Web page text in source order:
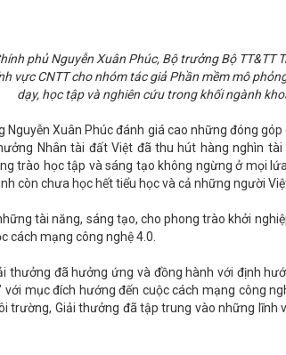
phủ Nguyễn Xuân Phúc, Bộ trưởng Bộ TT&TT
vực CNTT cho nhóm tác giả Phần mềm mô
dạy, học tập và nghiên cứu trong khối ngành
Nguyễn Xuân Phúc đánh giá cao những đóng
Nhân tài đất Việt đã thu hút hàng nghìn
trào học tập và sáng tạo không ngừng ở mọi
còn chưa học hết tiểu học và cả những người
tài năng, sáng tạo, cho phong trào khởi
cách mạng công nghệ 4.0.
thưởng đã hưởng ứng và đồng hành với định
mục đích hướng đến cuộc cách mạng công
trường, Giải thưởng đã tập trung vào những